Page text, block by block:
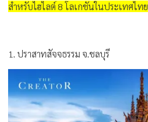
สำหรับไฮไลต์ 8 โลเกชันในประเทศไทย
1. ปราสาทสัจจธรรม จ.ชลบุรี